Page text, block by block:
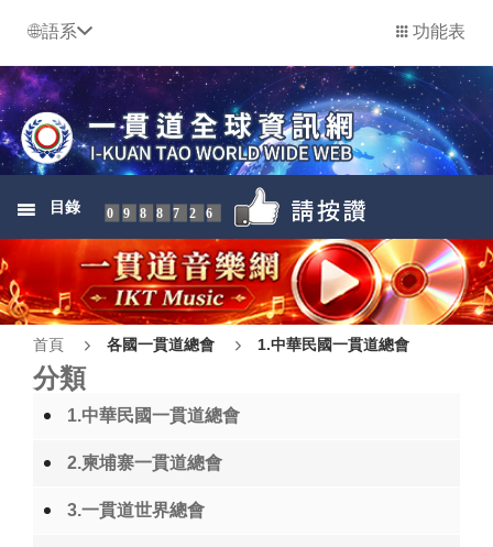
語系 功能表
目錄 0988726
首頁 各國一貫道總會 1.中華民國一貫道總會
分類
1.中華民國一貫道總會
2.柬埔寨一貫道總會
3.一貫道世界總會